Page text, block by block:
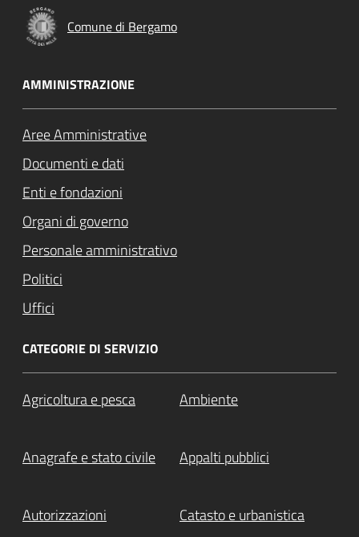
Comune di Bergamo
AMMINISTRAZIONE
Aree Amministrative
Documenti e dati
Enti e fondazioni
Organi di governo
Personale amministrativo
Politici
Uffici
CATEGORIE DI SERVIZIO
Agricoltura e pesca Ambiente
Anagrafe e stato civile Appalti pubblici
Autorizzazioni Catasto e urbanistica